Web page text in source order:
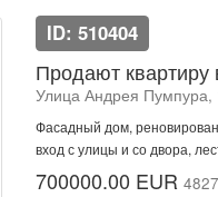
ID: 510404
Продают квартиру
Улица Андрея Пумпура,
Фасадный дом,
вход с улицы и со двора,
700000.00 EUR